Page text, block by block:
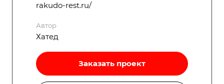
rakudo-rest.ru/
Автор
Хатед
Заказать проект